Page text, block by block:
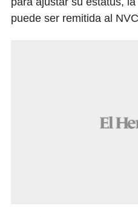
puede ser remitida al